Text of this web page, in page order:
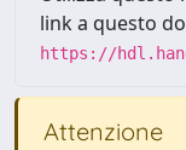
link a questo
https://
Attenzione